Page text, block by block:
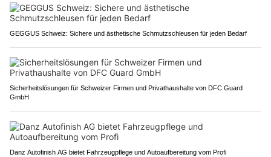
GEGGUS Schweiz: Sichere und ästhetische Schmutzschleusen für jeden Bedarf
Sicherheitslösungen für Schweizer Firmen und Privathaushalte von DFC Guard
GmbH
Danz Autofinish AG bietet Fahrzeugpflege und Autoaufbereitung vom Profi